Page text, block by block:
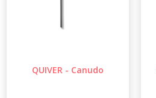
QUIVER - Canudo